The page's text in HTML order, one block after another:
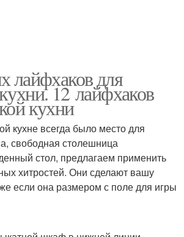
лайфхаков для
12 лайфхаков
кухни
кухне всегда было место для
свободная столешница
стол, предлагаем применить
хитростей. Они сделают вашу
если она размером с поле для игры